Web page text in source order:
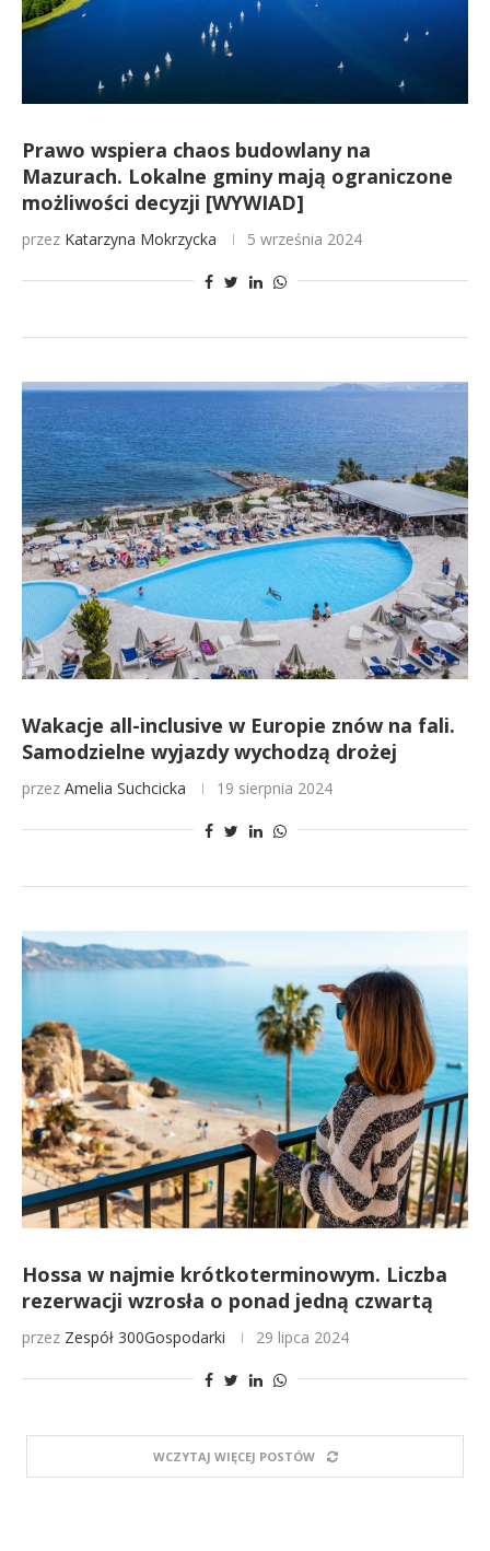
Prawo wspiera chaos budowlany na
Mazurach. Lokalne gminy mają ograniczone
możliwości decyzji [WYWIAD]
przez Katarzyna Mokrzycka 5 września 2024
Wakacje all-inclusive w Europie znów na fali.
Samodzielne wyjazdy wychodzą drożej
przez Amelia Suchcicka 19 sierpnia 2024
Hossa w najmie krótkoterminowym. Liczba
rezerwacji wzrosła o ponad jedną czwartą
przez Zespół 300Gospodarki 29 lipca 2024
WCZYTAJ WIĘCEJ POSTÓW